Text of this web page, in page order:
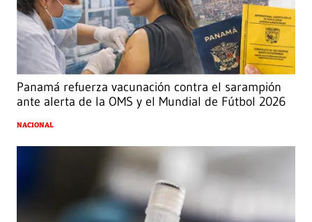
Panamá refuerza vacunación contra el sarampión
ante alerta de la OMS y el Mundial de Fútbol 2026
NACIONAL